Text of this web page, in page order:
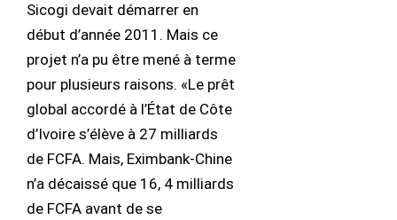
Sicogi devait démarrer en
début d’année 2011. Mais ce
projet n’a pu être mené à terme
pour plusieurs raisons. «Le prêt
global accordé à l’État de Côte
d’Ivoire s’élève à 27 milliards
de FCFA. Mais, Eximbank-Chine
n’a décaissé que 16, 4 milliards
de FCFA avant de se